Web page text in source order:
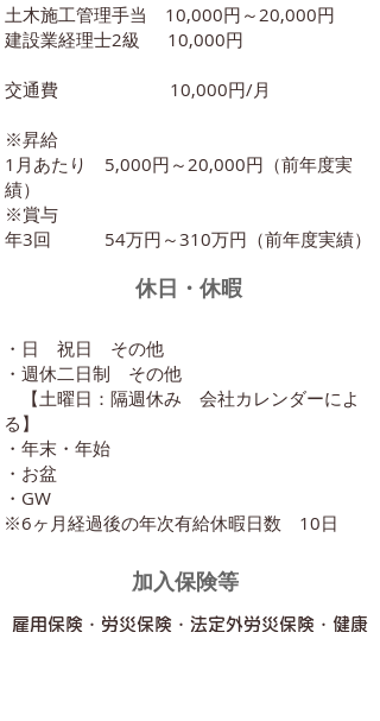
土木施工管理手当 10,000円～20,000円
建設業経理士2級 10,000円
交通費 10,000円/月
※昇給
1月あたり 5,000円～20,000円（前年度実
績）
※賞与
年3回 54万円～310万円（前年度実績）
休日・休暇
・日 祝日 その他
・週休二日制 その他
【土曜日：隔週休み 会社カレンダーによ
る】
・年末・年始
・お盆
・GW
※6ヶ月経過後の年次有給休暇日数 10日
加入保険等
雇用保険・労災保険・法定外労災保険・健康